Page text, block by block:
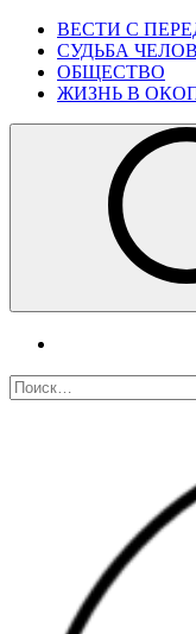
Skip
content
Primary
Menu
ВЕСТИ С
СУДЬБА
ОБЩЕСТВО
ЖИЗНЬ В
Найти: